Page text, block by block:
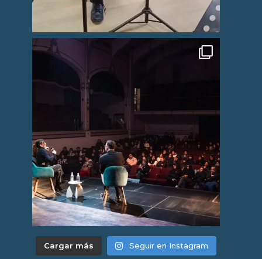
Cargar más Seguir en Instagram